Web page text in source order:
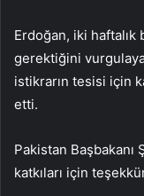
Erdoğan, iki
gerektiğini
istikrarın tesisi için
etti.
Pakistan Başbakanı
katkıları için